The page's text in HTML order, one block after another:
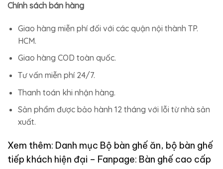
Chính sách bán hàng
Giao hàng miễn phí đối với các quận nội thành TP.
HCM.
Giao hàng COD toàn quốc.
Tư vấn miễn phí 24/7.
Thanh toán khi nhận hàng.
Sản phẩm được bảo hành 12 tháng với lỗi từ nhà sản
xuất.
Xem thêm: Danh mục Bộ bàn ghế ăn, bộ bàn ghế
tiếp khách hiện đại – Fanpage: Bàn ghế cao cấp